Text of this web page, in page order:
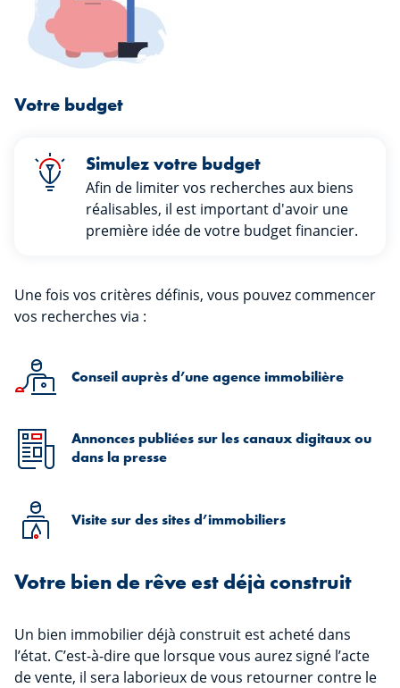
Votre budget
Simulez votre budget
Afin de limiter vos recherches aux biens
réalisables, il est important d'avoir une
première idée de votre budget financier.
Une fois vos critères définis, vous pouvez commencer
vos recherches via :
Conseil auprès d’une agence immobilière
Annonces publiées sur les canaux digitaux ou
dans la presse
Visite sur des sites d’immobiliers
Votre bien de rêve est déjà construit
Un bien immobilier déjà construit est acheté dans
l’état. C’est-à-dire que lorsque vous aurez signé l’acte
de vente, il sera laborieux de vous retourner contre le